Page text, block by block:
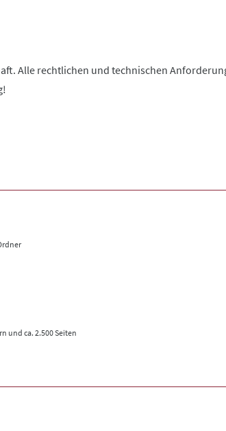
Alle rechtlichen und technischen
und ca. 2.500 Seiten